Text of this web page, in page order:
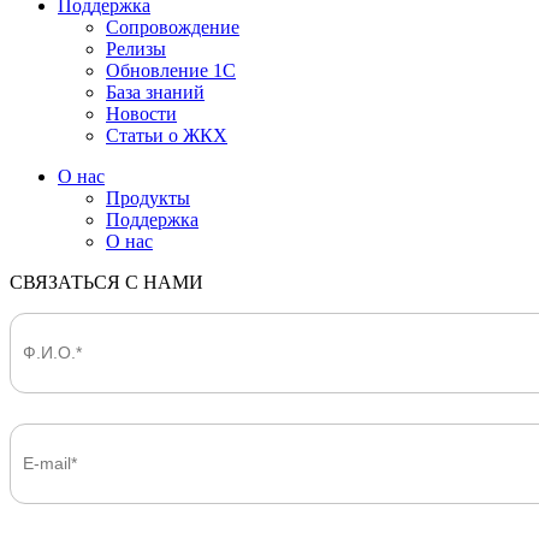
Поддержка
Сопровождение
Релизы
Обновление 1С
База знаний
Новости
Статьи о ЖКХ
О нас
Продукты
Поддержка
О нас
СВЯЗАТЬСЯ С НАМИ